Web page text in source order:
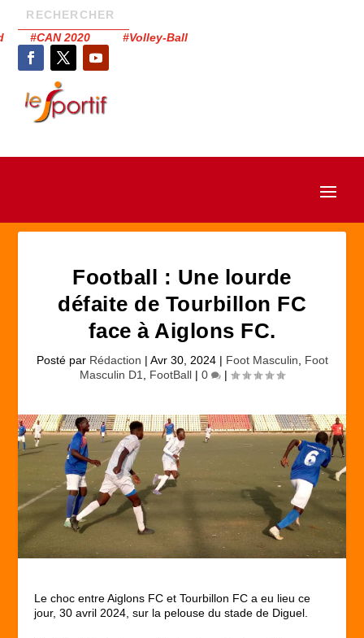
#CAN 2020 #Volley-Ball
Football : Une lourde
défaite de Tourbillon FC
face à Aiglons FC.
Posté par Rédaction | Avr 30, 2024| Foot Masculin
Foot
Masculin D1
FootBall | 0 |
Le choc entre Aiglons FC et Tourbillon FC a eu lieu ce
jour, 30 avril 2024, sur la pelouse du stade de Diguel.